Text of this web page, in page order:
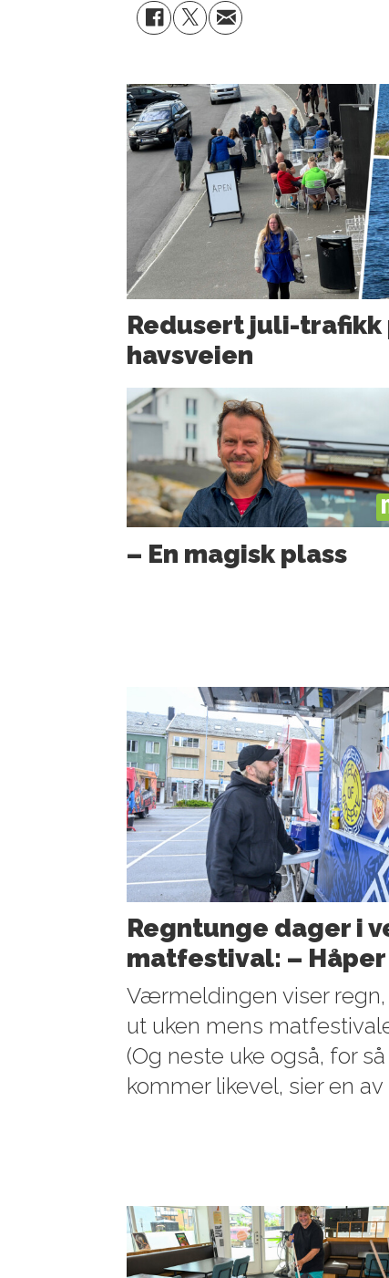
Redusert juli-
havsveien
– En magisk plass
Regntunge dager i
matfestival: –
Værmeldingen viser
ut uken mens
(Og neste uke også, for
kommer likevel, sier en av